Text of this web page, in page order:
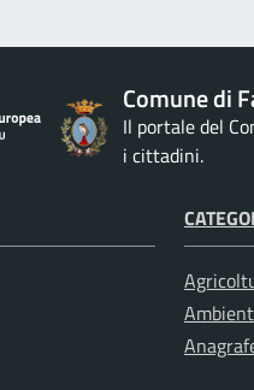
Comune di
Il portale del
i cittadini.